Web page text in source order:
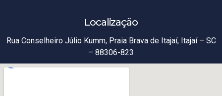
Localização
Rua Conselheiro Júlio Kumm, Praia Brava de Itajaí, Itajaí – SC
– 88306-823